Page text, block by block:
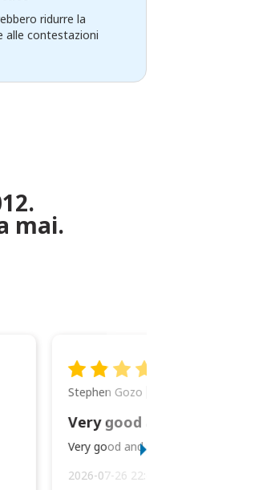
ridurre la
alle contestazioni
mai.
Stephen Gozo
Very good and prompt service.
2026-07-26 22:43:45